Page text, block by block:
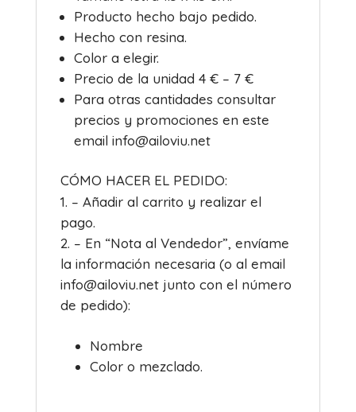
Producto hecho bajo pedido.
Hecho con resina.
Color a elegir.
Precio de la unidad 4 € – 7 €
Para otras cantidades consultar
precios y promociones en este
email info@ailoviu.net
CÓMO HACER EL PEDIDO:
– Añadir al carrito y realizar el
pago.
– En “Nota al Vendedor”, envíame
la información necesaria (o al email
info@ailoviu.net junto con el número
de pedido):
Nombre
Color o mezclado.